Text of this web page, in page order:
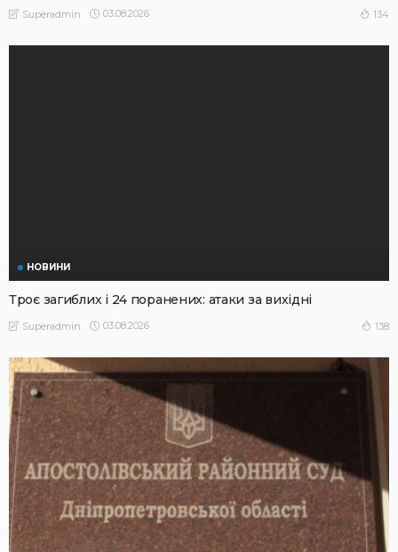
Superadmin 03.08.2026 134
НОВИНИ
Троє загиблих і 24 поранених: атаки за вихідні
Superadmin 03.08.2026 138